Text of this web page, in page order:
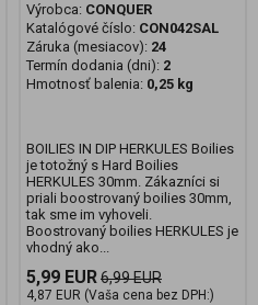
Výrobca: CONQUER
Katalógové číslo: CON042SAL
Záruka (mesiacov): 24
Termín dodania (dni): 2
Hmotnosť balenia: 0,25 kg
BOILIES IN DIP HERKULES Boilies
je totožný s Hard Boilies
HERKULES 30mm. Zákazníci si
priali boostrovaný boilies 30mm,
tak sme im vyhoveli.
Boostrovaný boilies HERKULES je
vhodný ako...
5,99 EUR6,99 EUR
4,87 EUR (Vaša cena bez DPH:)